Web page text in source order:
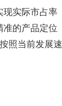
现实际市占率
准的产品定位
照当前发展速